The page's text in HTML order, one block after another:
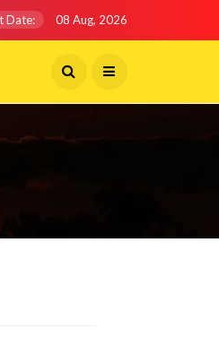
Date: 08 Aug, 2026